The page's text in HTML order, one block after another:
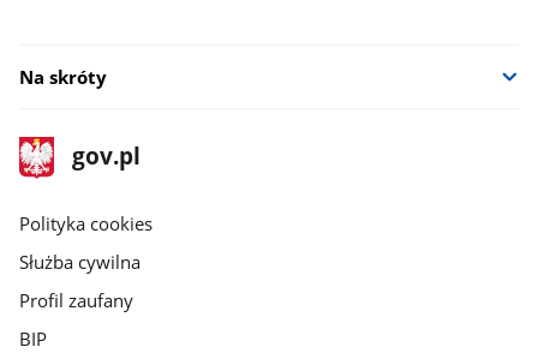
Na skróty
stopka
gov.pl
Strona
gov.pl
gov.pl
Polityka cookies
Służba cywilna
Profil zaufany
BIP